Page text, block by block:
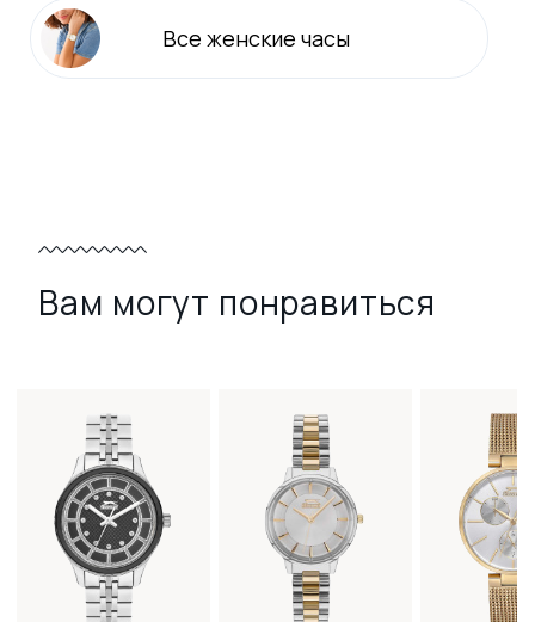
Все женские часы
Вам могут понравиться